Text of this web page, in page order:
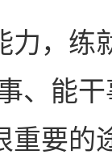
力，练
、能
重要的